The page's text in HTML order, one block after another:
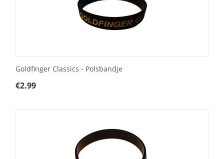
Goldfinger Classics - Polsbandje
€2.99